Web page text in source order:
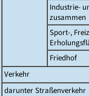
Industrie-
zusammen
Sport-,
Friedhof
Verkehr
darunter Straßenverkehr